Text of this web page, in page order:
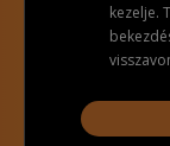
kezelje.